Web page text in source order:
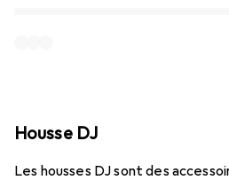
Housse DJ
Les housses DJ sont des